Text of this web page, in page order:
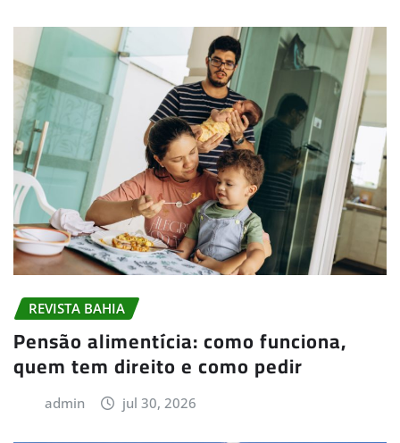
REVISTA BAHIA
Pensão alimentícia: como funciona,
quem tem direito e como pedir
admin jul 30, 2026